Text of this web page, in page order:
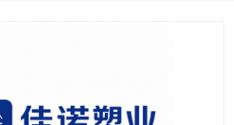
乳白保护膜